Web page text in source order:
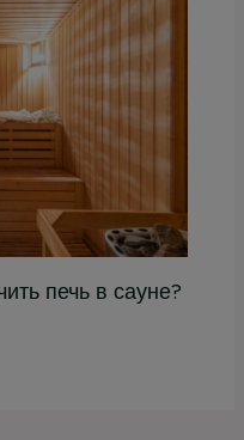
печь в сауне?